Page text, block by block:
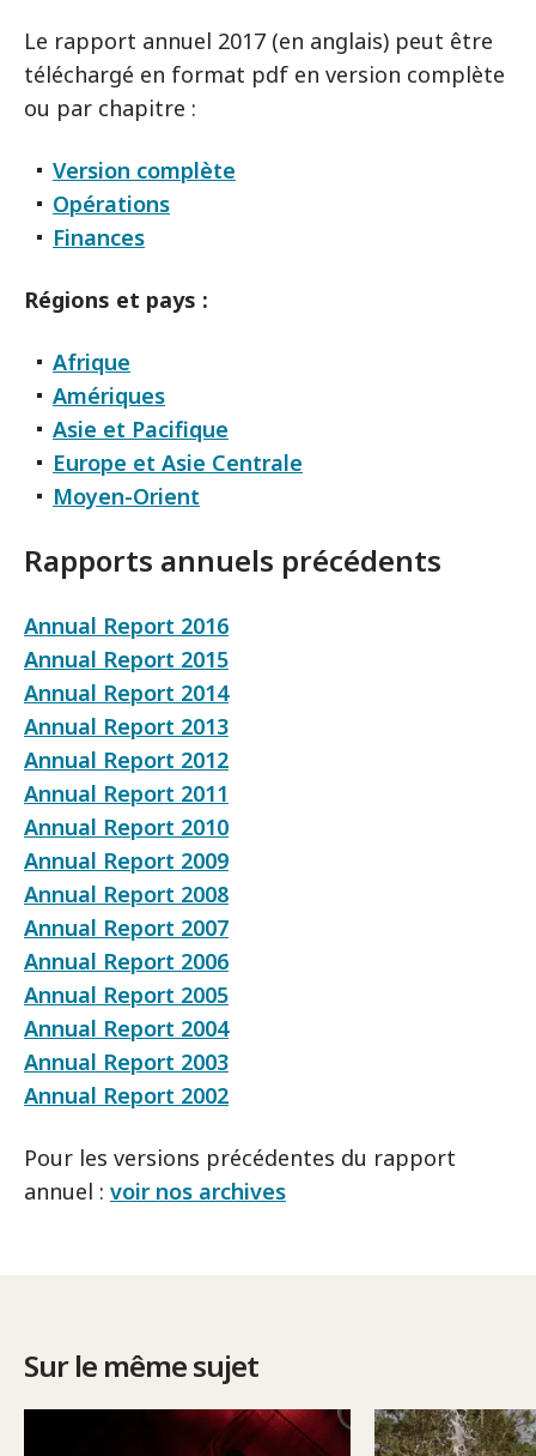
Le rapport annuel 2017 (en anglais) peut être
téléchargé en format pdf en version complète
ou par chapitre :
Version complète
Opérations
Finances
Régions et pays :
Afrique
Amériques
Asie et Pacifique
Europe et Asie Centrale
Moyen-Orient
Rapports annuels précédents
Annual Report 2016
Annual Report 2015
Annual Report 2014
Annual Report 2013
Annual Report 2012
Annual Report 2011
Annual Report 2010
Annual Report 2009
Annual Report 2008
Annual Report 2007
Annual Report 2006
Annual Report 2005
Annual Report 2004
Annual Report 2003
Annual Report 2002
Pour les versions précédentes du rapport
annuel : voir nos archives
Sur le même sujet